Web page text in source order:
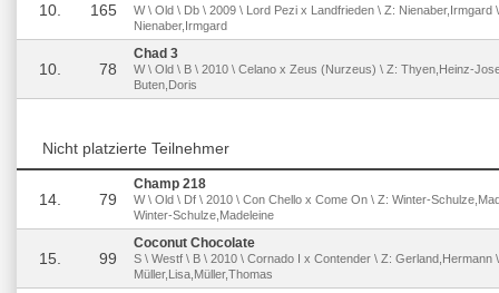
10. 165
W \ Old \ Db \ 2009 \ Lord Pezi x Landfrieden \ Z: Nienaber,Irmgard
Nienaber,Irmgard
10. 78
Chad 3
W \ Old \ B \ 2010 \ Celano x Zeus (Nurzeus) \ Z: Thyen,Heinz-
Buten,Doris
Nicht platzierte Teilnehmer
14. 79
Champ 218
W \ Old \ Df \ 2010 \ Con Chello x Come On \ Z: Winter-
Winter-Schulze,Madeleine
15. 99
Coconut Chocolate
S \ Westf \ B \ 2010 \ Cornado I x Contender \ Z: Gerland,Hermann
Müller,Lisa,Müller,Thomas